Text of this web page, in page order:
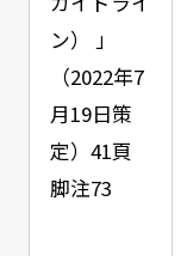
ン） 」
（2022年7
月19日策
定）41頁
脚注73